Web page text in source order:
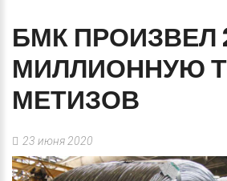
БМК ПРОИЗВЕЛ
МИЛЛИОННУЮ
МЕТИЗОВ
23 июня 2020